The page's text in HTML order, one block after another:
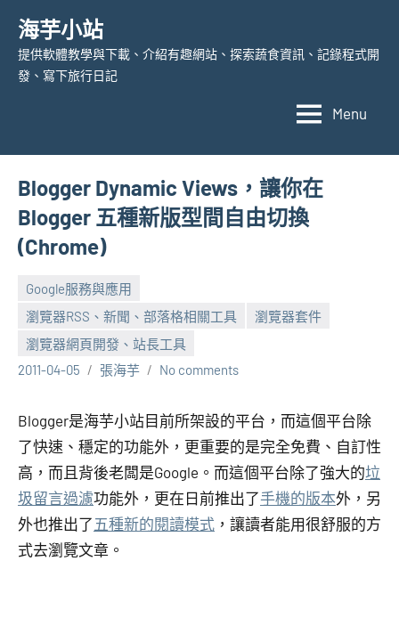
content
海芋小站
提供軟體教學與下載、介紹有趣網站、探索蔬食資訊、記錄程式開
發、寫下旅行日記
Menu
Blogger Dynamic Views，讓你在
Blogger 五種新版型間自由切換
(Chrome)
Google服務與應用
瀏覽器RSS、新聞、部落格相關工具
瀏覽器套件
瀏覽器網頁開發、站長工具
2011-04-05
張海芋 No comments
Blogger是海芋小站目前所架設的平台，而這個平台除
了快速、穩定的功能外，更重要的是完全免費、自訂性
高，而且背後老闆是Google。而這個平台除了強大的垃
圾留言過濾功能外，更在日前推出了手機的版本外，另
外也推出了 五種新的閱讀模式 ，讓讀者能用很舒服的方
式去瀏覽文章。